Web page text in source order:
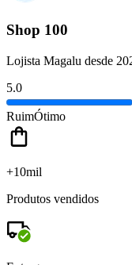
Shop 100
Lojista Magalu desde
5.0
RuimÓtimo
+10mil
Produtos vendidos